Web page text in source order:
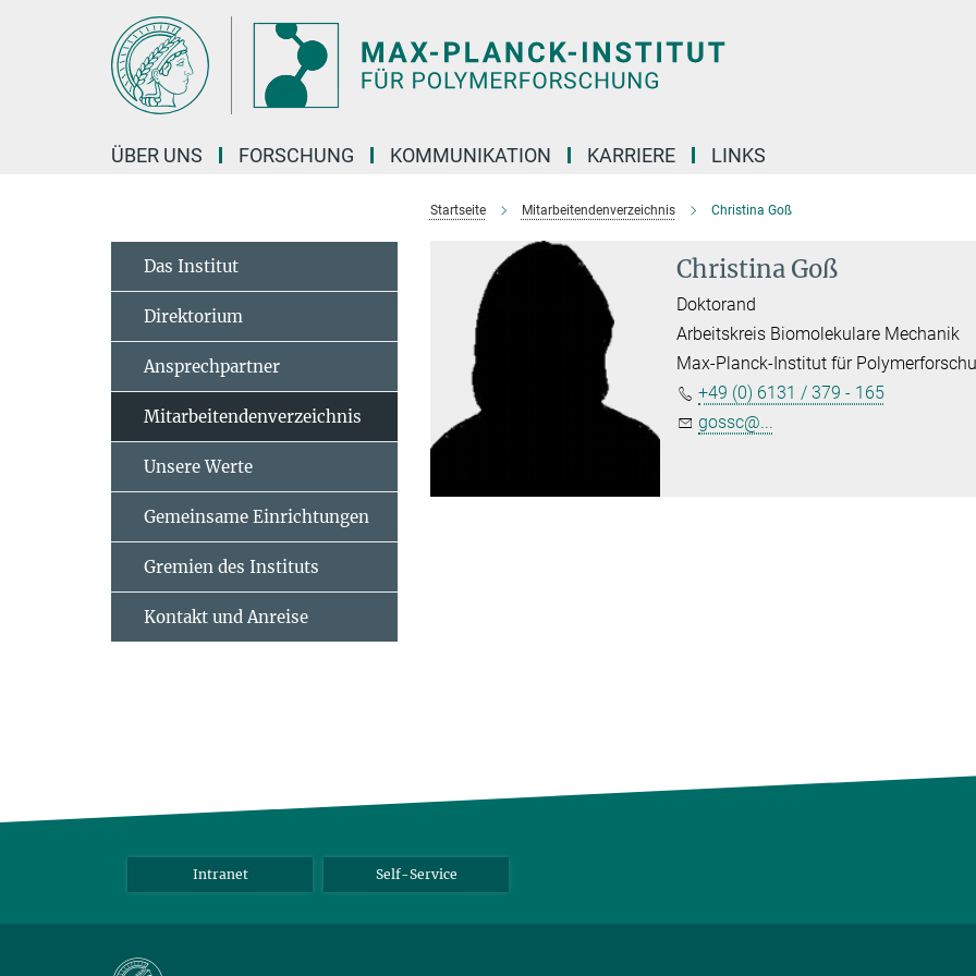
ÜBER UNS FORSCHUNG KOMMUNIKATION KARRIERE LINKS
Startseite Mitarbeitendenverzeichnis Christina Goß
Christina Goß
Doktorand
Arbeitskreis Biomolekulare Mechanik
Max-Planck-Institut für
+49 (0) 6131 / 379 - 165
gossc@...
Das Institut
Direktorium
Ansprechpartner
Mitarbeitendenverzeichnis
Unsere Werte
Gemeinsame Einrichtungen
Gremien des Instituts
Kontakt und Anreise
Intranet Self-Service